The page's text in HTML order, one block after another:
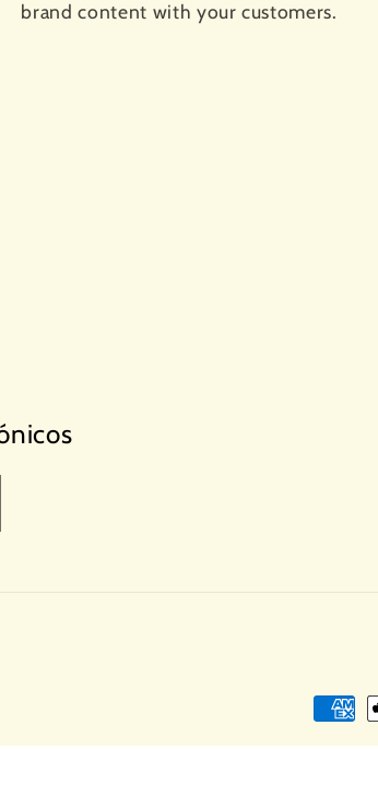
brand content with your customers.
Formas
de